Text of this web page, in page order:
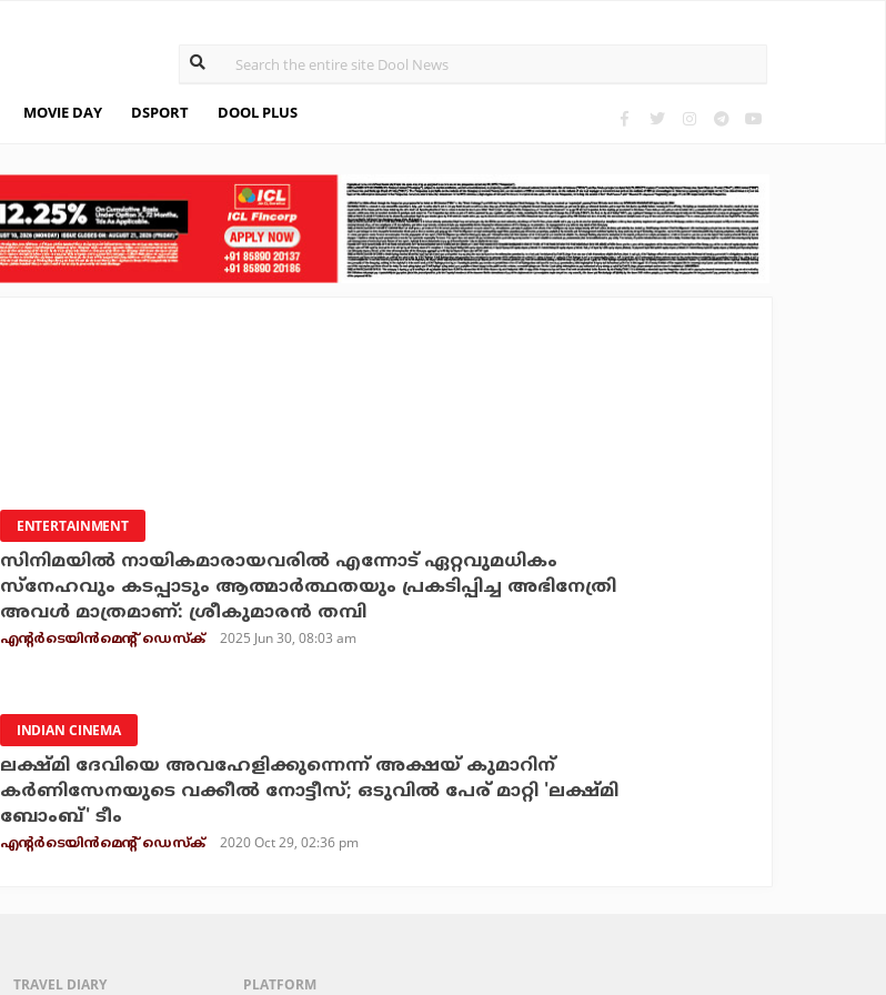
MOVIE DAY DSPORT DOOL PLUS
ENTERTAINMENT
സിനിമയില്‍ നായികമാരായവരില്‍ എന്നോട് ഏറ്റവുമധികം
സ്‌നേഹവും കടപ്പാടും ആത്മാര്‍ത്ഥതയും പ്രകടിപ്പിച്ച അഭിനേത്രി
അവള്‍ മാത്രമാണ്: ശ്രീകുമാരന്‍ തമ്പി
എന്റര്‍ടെയിന്‍മെന്റ് ഡെസ്‌ക് 2025 Jun 30, 08:03 am
INDIAN CINEMA
ലക്ഷ്മി ദേവിയെ അവഹേളിക്കുന്നെന്ന് അക്ഷയ് കുമാറിന്
കര്‍ണിസേനയുടെ വക്കീല്‍ നോട്ടീസ്; ഒടുവില്‍ പേര് മാറ്റി 'ലക്ഷ്മി
ബോംബ്' ടീം
എന്റര്‍ടെയിന്‍മെന്റ് ഡെസ്‌ക് 2020 Oct 29, 02:36 pm
TRAVEL DIARY PLATFORM